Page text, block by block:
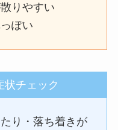
りやすい
ぽい
状チェック
り・落ち着きが